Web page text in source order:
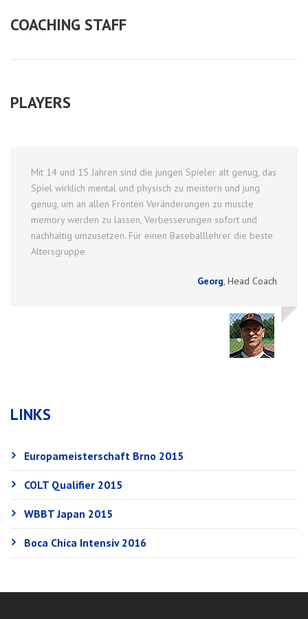
COACHING STAFF
PLAYERS
Mit 14 und 15 Jahren sind die jungen Spieler alt genug, das
Spiel wirklich mental und physisch zu meistern und jung
genug, um an allen Fronten Veränderungen zu muscle
memory werden zu lassen, Verbesserungen sofort und
nachhaltig umzusetzen. Für einen Baseballlehrer die beste
Altersgruppe
Georg, Head Coach
LINKS
Europameisterschaft Brno 2015
COLT Qualifier 2015
WBBT Japan 2015
Boca Chica Intensiv 2016